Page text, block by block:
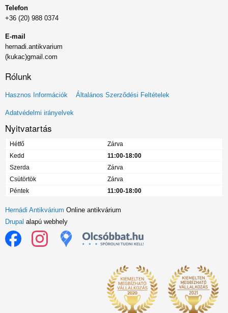
Telefon
+36 (20) 988 0374
E-mail
hernadi.antikvarium
(kukac)gmail.com
Rólunk
Lábléc
menü
Hasznos Információk Általános Szerződési Feltételek
Adatvédelmi irányelvek
Nyitvatartás
Hétfő
Zárva
Kedd
11:00-18:00
Szerda
Zárva
Csütörtök
Zárva
Péntek
11:00-18:00
Hernádi Antikvárium Online antikvárium
Drupal alapú webhely